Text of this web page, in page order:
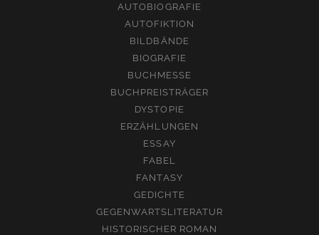
AUTOBIOGRAFIE
AUTOFIKTION
BILDBÄNDE
BIOGRAFIE
BUCHMESSE
BUCHPREISTRÄGER
DYSTOPIE
ERZÄHLUNGEN
ESSAY
FABEL
FANTASY
GEDICHTE
GEGENWARTSLITERATUR
HISTORISCHER ROMAN